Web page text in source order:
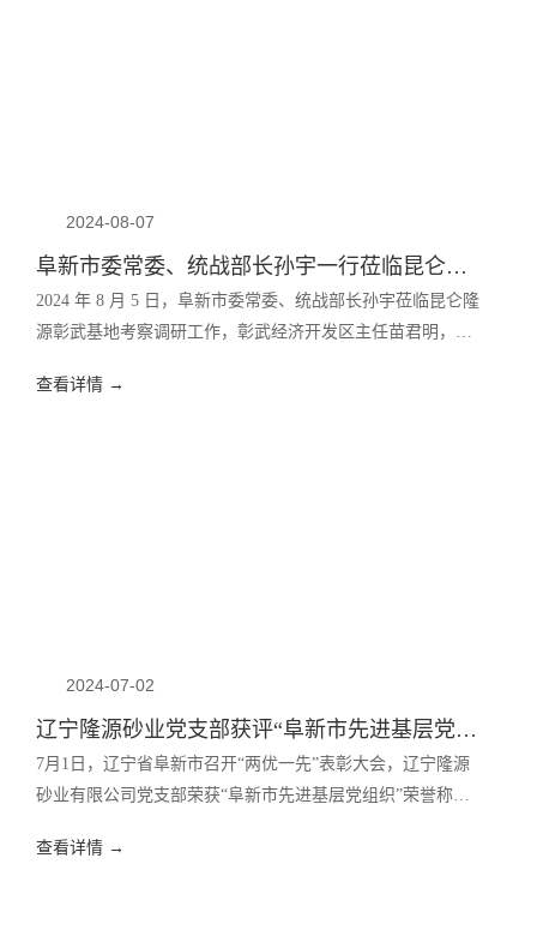
2024-08-07
阜新市委常委、统战部长孙宇一行莅临昆仑隆源彰武基地考察指导工作
2024 年 8 月 5 日，阜新市委常委、统战部长孙宇莅临昆仑隆
源彰武基地考察调研工作，彰武经济开发区主任苗君明，县
导全程陪同调研，昆仑隆源公司总经理任龙强、彰武基地厂
查看详情 →
2024-07-02
辽宁隆源砂业党支部获评“阜新市先进基层党组织”！
7月1日，辽宁省阜新市召开“两优一先”表彰大会，辽宁隆源
砂业有限公司党支部荣获“阜新市先进基层党组织”荣誉称
查看详情 →